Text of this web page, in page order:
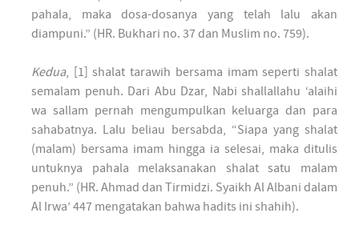
pahala, maka dosa-dosanya yang telah lalu akan
diampuni.” (HR. Bukhari no. 37 dan Muslim no. 759).
Kedua, [1] shalat tarawih bersama imam seperti shalat
semalam penuh. Dari Abu Dzar, Nabi shallallahu ‘alaihi
wa sallam pernah mengumpulkan keluarga dan para
sahabatnya. Lalu beliau bersabda, “Siapa yang shalat
(malam) bersama imam hingga ia selesai, maka ditulis
untuknya pahala melaksanakan shalat satu malam
penuh.” (HR. Ahmad dan Tirmidzi. Syaikh Al Albani dalam
Al Irwa’ 447 mengatakan bahwa hadits ini shahih).